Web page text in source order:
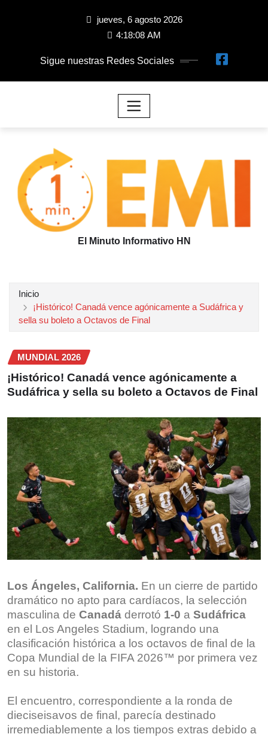
jueves, 6 agosto 2026
4:18:08 AM
Sigue nuestras Redes Sociales
El Minuto Informativo HN
Inicio
¡Histórico! Canadá vence agónicamente a Sudáfrica y
sella su boleto a Octavos de Final
MUNDIAL 2026
¡Histórico! Canadá vence agónicamente a
Sudáfrica y sella su boleto a Octavos de Final
Los Ángeles, California. En un cierre de partido
dramático no apto para cardíacos, la selección
masculina de Canadá derrotó 1-0 a Sudáfrica
en el Los Angeles Stadium, logrando una
clasificación histórica a los octavos de final de la
Copa Mundial de la FIFA 2026™ por primera vez
en su historia.
El encuentro, correspondiente a la ronda de
dieciseisavos de final, parecía destinado
irremediablemente a los tiempos extras debido a